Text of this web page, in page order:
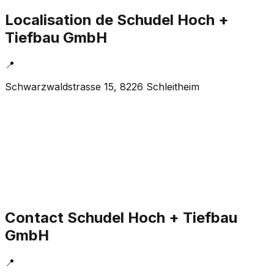
Localisation de Schudel Hoch +
Tiefbau GmbH
📍
Schwarzwaldstrasse 15, 8226 Schleitheim
Contact Schudel Hoch + Tiefbau
GmbH
📍